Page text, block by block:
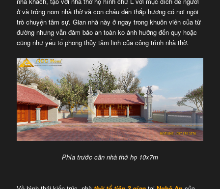
ở và trông nom nhà thờ và con cháu đến thắp hương có nơi ngồi
trò chuyện tâm sự. Gian nhà này ở ngay trong khuôn viên của từ
đường nhưng vẫn đảm bảo an toàn ko ảnh hưởng đến quy hoặc
cũng như yếu tố phong thủy tâm linh của công trình nhà thờ.
Phía trước căn nhà thờ họ 10x7m